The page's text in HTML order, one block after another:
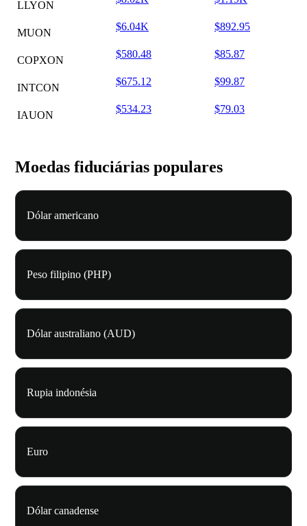
LLYON
MUON
$6.04K $892.95
COPXON
$580.48 $85.87
INTCON
$675.12 $99.87
IAUON
$534.23 $79.03
Moedas fiduciárias populares
Dólar americano
Peso filipino (PHP)
Dólar australiano (AUD)
Rupia indonésia
Euro
Dólar canadense